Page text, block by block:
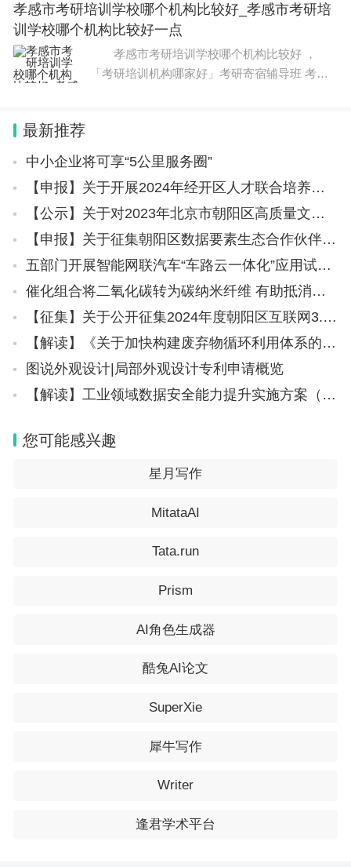
求更高学历和更好职业发展的重要途径。而研究
生考试作为衡量一个人是否具备攻读硕
孝感市考研培训学校哪个机构比较好_孝感市考研培
训学校哪个机构比较好一点
孝感市考研培训学校哪个机构比较好 ，
「考研培训机构哪家好」考研寄宿辅导班 考研
最新推荐
中小企业将可享“5公里服务圈”
【申报】关于开展2024年经开区人才联合培养基地认定工作的通知
【公示】关于对2023年北京市朝阳区高质量文旅发展扶持资金拟支持项目（下半年）的公示
【申报】关于征集朝阳区数据要素生态合作伙伴的通知
五部门开展智能网联汽车“车路云一体化”应用试点工作
催化组合将二氧化碳转为碳纳米纤维 有助抵消强效温室气体排放
【征集】关于公开征集2024年度朝阳区互联网3.0示范应用场景和示范解决方案的通知
【解读】《关于加快构建废弃物循环利用体系的意见》
图说外观设计|局部外观设计专利申请概览
【解读】工业领域数据安全能力提升实施方案（2024—2026年）重点问题回应
您可能感兴趣
星月写作
MitataAI
Tata.run
Prism
AI角色生成器
酷兔AI论文
SuperXie
犀牛写作
Writer
逢君学术平台